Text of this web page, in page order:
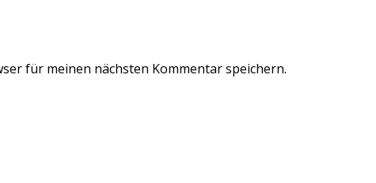
für meinen nächsten Kommentar speichern.